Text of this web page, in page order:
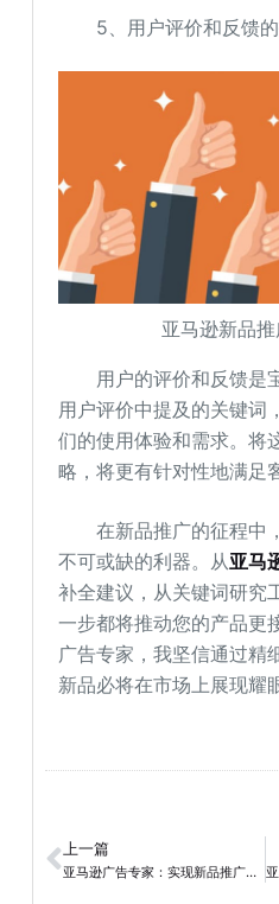
5、用户评价和反馈的
亚马逊新品
用户的评价和反馈是
用户评价中提及的关键词
们的使用体验和需求。将
略，将更有针对性地满足
在新品推广的征程中
不可或缺的利器。从亚马
补全建议，从关键词研究
一步都将推动您的产品更
广告专家，我坚信通过精
新品必将在市场上展现耀
上一篇
亚马逊广告专家：实现新品推广的成功PPC策略